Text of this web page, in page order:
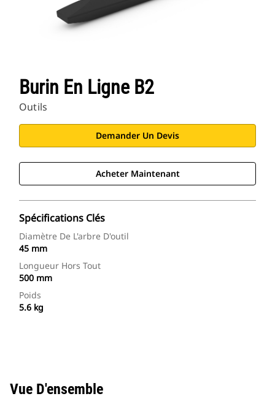
Burin En Ligne B2
Outils
Demander Un Devis
Acheter Maintenant
Spécifications Clés
Diamètre De L'arbre D'outil
45 mm
Longueur Hors Tout
500 mm
Poids
5.6 kg
Vue D'ensemble